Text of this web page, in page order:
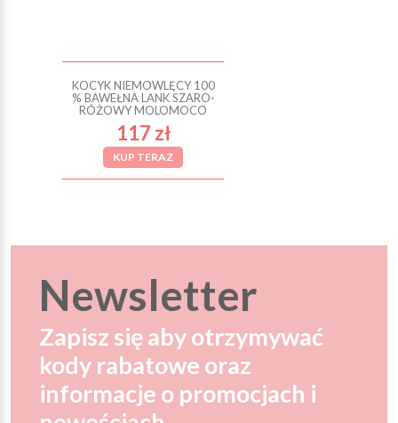
KOCYK NIEMOWLĘCY 100
% BAWEŁNA LANK SZARO-
RÓŻOWY MOLOMOCO
117 zł
KUP TERAZ
Newsletter
Zapisz się aby otrzymywać
kody rabatowe oraz
informacje o promocjach i